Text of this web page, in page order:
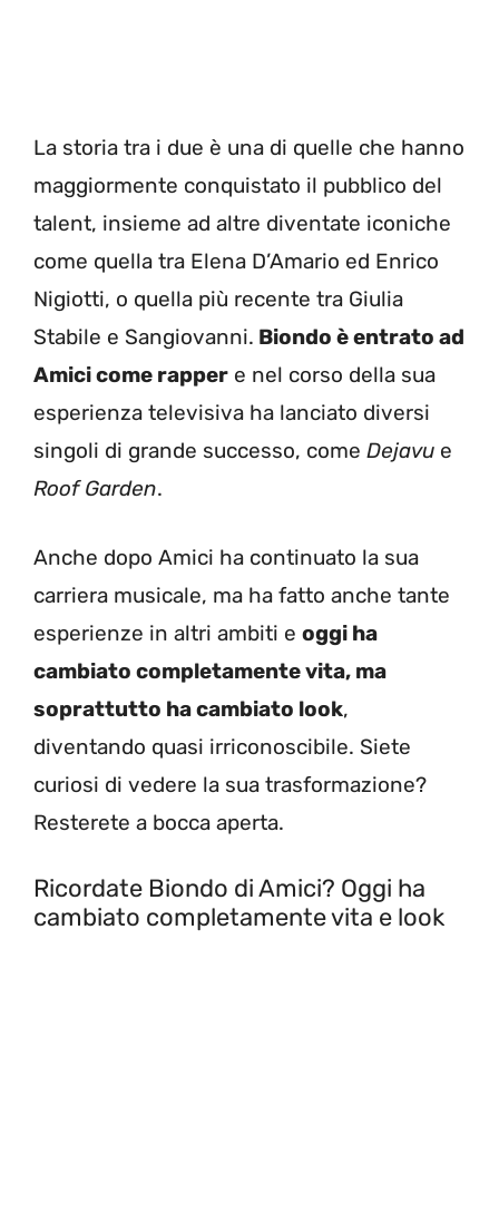
La storia tra i due è una di quelle che hanno
maggiormente conquistato il pubblico del
talent, insieme ad altre diventate iconiche
come quella tra Elena D’Amario ed Enrico
Nigiotti, o quella più recente tra Giulia
Stabile e Sangiovanni. Biondo è entrato ad
Amici come rapper e nel corso della sua
esperienza televisiva ha lanciato diversi
singoli di grande successo, come Dejavu e
Roof Garden.
Anche dopo Amici ha continuato la sua
carriera musicale, ma ha fatto anche tante
esperienze in altri ambiti e oggi ha
cambiato completamente vita, ma
soprattutto ha cambiato look,
diventando quasi irriconoscibile. Siete
curiosi di vedere la sua trasformazione?
Resterete a bocca aperta.
Ricordate Biondo di Amici? Oggi ha
cambiato completamente vita e look